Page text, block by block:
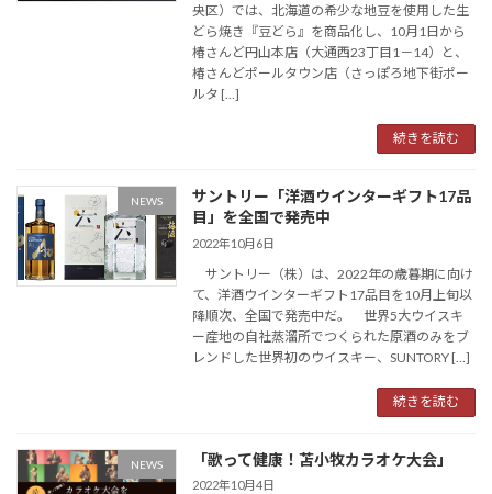
央区）では、北海道の希少な地豆を使用した生
どら焼き『豆どら』を商品化し、10月1日から
椿さんど円山本店（大通西23丁目1－14）と、
椿さんどポールタウン店（さっぽろ地下街ポー
ルタ […]
続きを読む
NEWS
サントリー「洋酒ウインターギフト17品
目」を全国で発売中
2022年10月6日
サントリー（株）は、2022年の歳暮期に向け
て、洋酒ウインターギフト17品目を10月上旬以
降順次、全国で発売中だ。 世界5大ウイスキ
ー産地の自社蒸溜所でつくられた原酒のみをブ
レンドした世界初のウイスキー、SUNTORY […]
続きを読む
NEWS 「歌って健康！苫小牧カラオケ大会」
2022年10月4日